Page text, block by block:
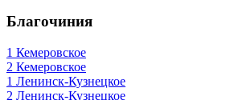
Благочиния
1 Кемеровское
2 Кемеровское
1 Ленинск-Кузнецкое
2 Ленинск-Кузнецкое